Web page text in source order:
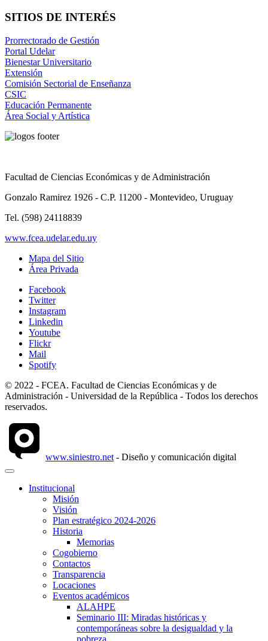
SITIOS DE INTERÉS
Prorrectorado de Gestión
Portal Udelar
Bienestar Universitario
Extensión
Comisión Sectorial de Enseñanza
CSIC
Educación Permanente
Área Social y Artística
Facultad de Ciencias Económicas y de Administración
Gonzalo Ramirez 1926 - C.P. 11200 - Montevideo, Uruguay
Tel. (598) 24118839
www.fcea.udelar.edu.uy
Mapa del Sitio
Área Privada
Facebook
Twitter
Instagram
Linkedin
Youtube
Flickr
Mail
Spotify
© 2022 - FCEA. Facultad de Ciencias Económicas y de
Administración - Universidad de la República - Todos los derechos
reservados.
www.siniestro.net - Diseño y comunicación digital
Institucional
Misión
Visión
Plan estratégico 2024-2026
Historia
Memorias
Cogobierno
Contactos
Transparencia
Locaciones
Eventos académicos
ALAHPE
Seminario III: Miradas históricas y
contemporáneas sobre la desigualdad y la
pobreza